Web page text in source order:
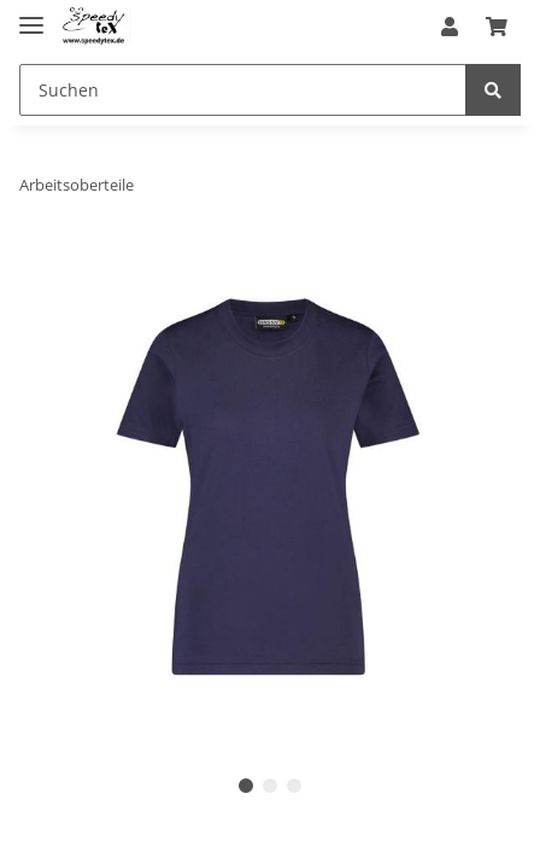
Arbeitsoberteile